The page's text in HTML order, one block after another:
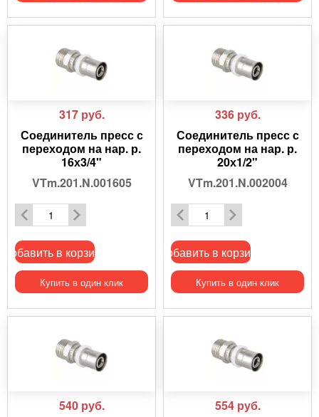
317 руб.
Соединитель пресс с
переходом на нар. р.
16х3/4"
VTm.201.N.001605
Добавить в корзину
Купить в один клик
336 руб.
Соединитель пресс с
переходом на нар. р.
20х1/2"
VTm.201.N.002004
Добавить в корзину
Купить в один клик
540 руб.
554 руб.